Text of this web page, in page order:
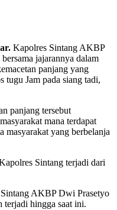
Kapolres Sintang AKBP
jajarannya dalam
panjang yang
tugu Jam pada siang tadi,
panjang tersebut
mana terdapat
masyarakat yang berbelanja
Sintang terjadi dari
AKBP Dwi Prasetyo
terjadi hingga saat ini.